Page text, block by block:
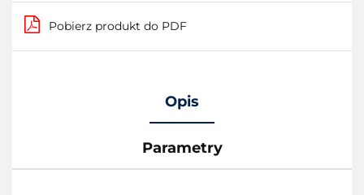
Pobierz produkt do PDF
Opis
Parametry